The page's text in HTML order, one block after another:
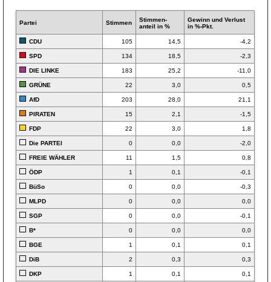
Partei Stimmen
Stimmen­
anteil in %
Gewinn und Verlust
in %-Pkt.
CDU 105 14,5 -4,2
SPD 134 18,5 -2,3
DIE LINKE 183 25,2 -11,0
GRÜNE 22 3,0 0,5
AfD 203 28,0 21,1
PIRATEN 15 2,1 -1,5
FDP 22 3,0 1,8
Die PARTEI 0 0,0 -2,0
FREIE WÄHLER 11 1,5 0,8
ÖDP 1 0,1 -0,1
BüSo 0 0,0 -0,3
MLPD 0 0,0 0,0
SGP 0 0,0 -0,1
B* 0 0,0 0,0
BGE 1 0,1 0,1
DiB 2 0,3 0,3
DKP 1 0,1 0,1